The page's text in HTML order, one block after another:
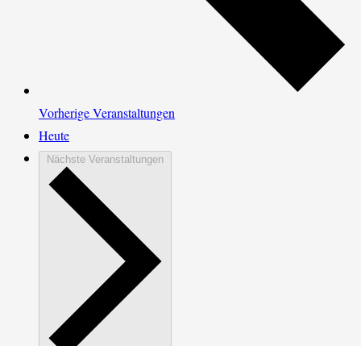
VorherigeVeranstaltungen
Heute
Nächste Veranstaltungen